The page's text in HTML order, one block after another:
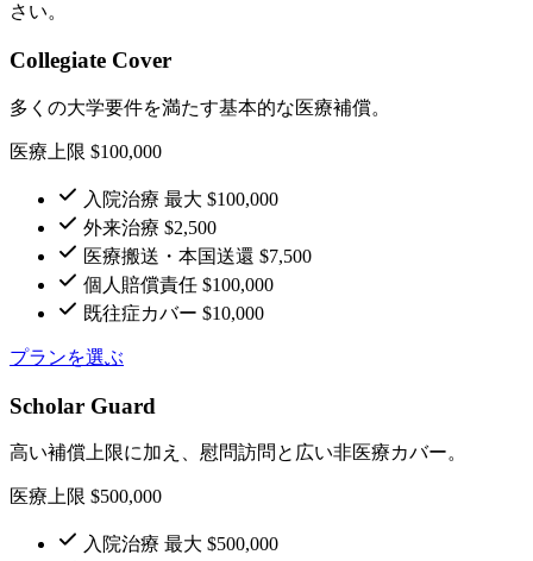
さい。
Collegiate Cover
多くの大学要件を満たす基本的な医療補償。
医療上限 $100,000
入院治療 最大 $100,000
外来治療 $2,500
医療搬送・本国送還 $7,500
個人賠償責任 $100,000
既往症カバー $10,000
プランを選ぶ
Scholar Guard
高い補償上限に加え、慰問訪問と広い非医療カバー。
医療上限 $500,000
入院治療 最大 $500,000